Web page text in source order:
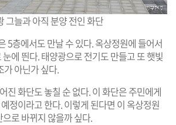
그늘과 아직 분양 전인 화단
5층에서도 만날 수 있다. 옥상정원에 들어서
에 띈다. 태양광으로 전기도 만들고 또 햇빛
가 아닌가 싶다.
진 화단도 놓칠 순 없다. 이 화단은 주민에게
정이라고 한다. 이렇게 된다면 이 옥상정원
로 바뀌지 않을까 싶다.